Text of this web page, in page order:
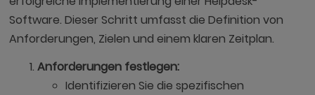
Software. Dieser Schritt umfasst die Definition von
Anforderungen, Zielen und einem klaren Zeitplan.
Anforderungen festlegen:
Identifizieren Sie die spezifischen